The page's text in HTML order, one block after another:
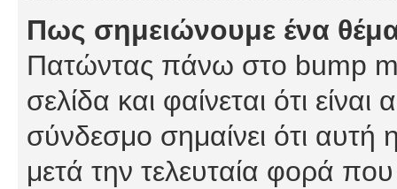
Πως σημειώνουμε ένα
Πατώντας πάνω στο bump
σελίδα και φαίνεται ότι
σύνδεσμο σημαίνει ότι αυτή
μετά την τελευταία φορά που